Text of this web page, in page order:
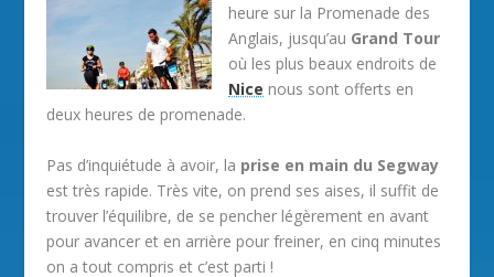
heure sur la Promenade des
Anglais, jusqu’au Grand Tour
où les plus beaux endroits de
Nice nous sont offerts en
deux heures de promenade.
Pas d’inquiétude à avoir, la prise en main du Segway
est très rapide. Très vite, on prend ses aises, il suffit de
trouver l’équilibre, de se pencher légèrement en avant
pour avancer et en arrière pour freiner, en cinq minutes
on a tout compris et c’est parti !